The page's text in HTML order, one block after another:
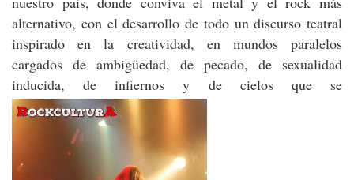
alternativo, con el desarrollo de todo un discurso teatral
inspirado en la creatividad, en mundos paralelos
cargados de ambigüedad, de pecado, de sexualidad
inducida, de infiernos y de cielos que se